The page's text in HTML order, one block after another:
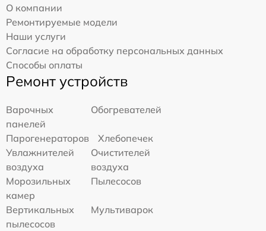
О компании
Ремонтируемые модели
Наши услуги
Согласие на обработку персональных данных
Способы оплаты
Ремонт устройств
Варочных
панелей
Обогревателей
Парогенераторов
Хлебопечек
Увлажнителей
воздуха
Очистителей
воздуха
Морозильных
камер
Пылесосов
Вертикальных
пылесосов
Мультиварок